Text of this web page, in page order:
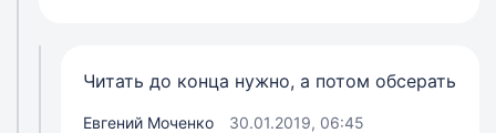
Читать до конца нужно, а потом обсерать
Евгений Моченко 30.01.2019, 06:45